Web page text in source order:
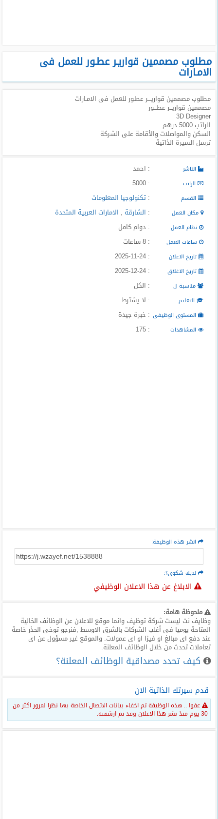
تصفح
الوظائف
وظائف
اليوم
وظائف
السعودية
اليوم
وظائف
مصر
اليوم
وظائف
حكومية
المدونة
مطلوب مصممين قواريـر عطـور للعمل فى
الامـارات
مطلوب مصممين قواريـــر عطـور للعمل فى الامـارات
مصممين قواريــر عطـــور
3D Designer
الراتب 5000 درهم
السكن والمواصلات والأقامة على الشركة
ترسل السيرة الذاتية
الناشر : احمد
الراتب : 5000
القسم : تكنولوجيا المعلومات
مكان العمل : الشارقة , الامارات العربية المتحدة
نظام العمل : دوام كامل
ساعات العمل : 8 ساعات
تاريخ الاعلان : 2025-11-24
تاريخ الاغلاق : 2025-12-24
مناسبة ل : الكل
التعليم : لا يشترط
المستوى الوظيفى : خبرة جيدة
المشاهدات : 175
انشر هذه الوظيفة:
لديك شكوى؟:
الابلاغ عن هذا الاعلان الوظيفي
ملحوظة هامة:
وظايف نت ليست شركة توظيف وانما موقع للاعلان عن الوظائف الخالية
المتاحة يوميا فى أغلب الشركات بالشرق الاوسط ,فنرجو توخى الحذر خاصة
عند دفع اى مبالغ او فيزا او اى عمولات. والموقع غير مسؤول عن اى
تعاملات تحدث من خلال الوظائف المعلنة.
كيف تحدد مصداقية الوظائف المعلنة؟
قدم سيرتك الذاتية الان
عفوا .. هذه الوظيفة تم اخفاء بيانات الاتصال الخاصة بها نظرا لمرور اكثر من
30 يوم منذ نشر هذا الاعلان وقد تم ارشفته.